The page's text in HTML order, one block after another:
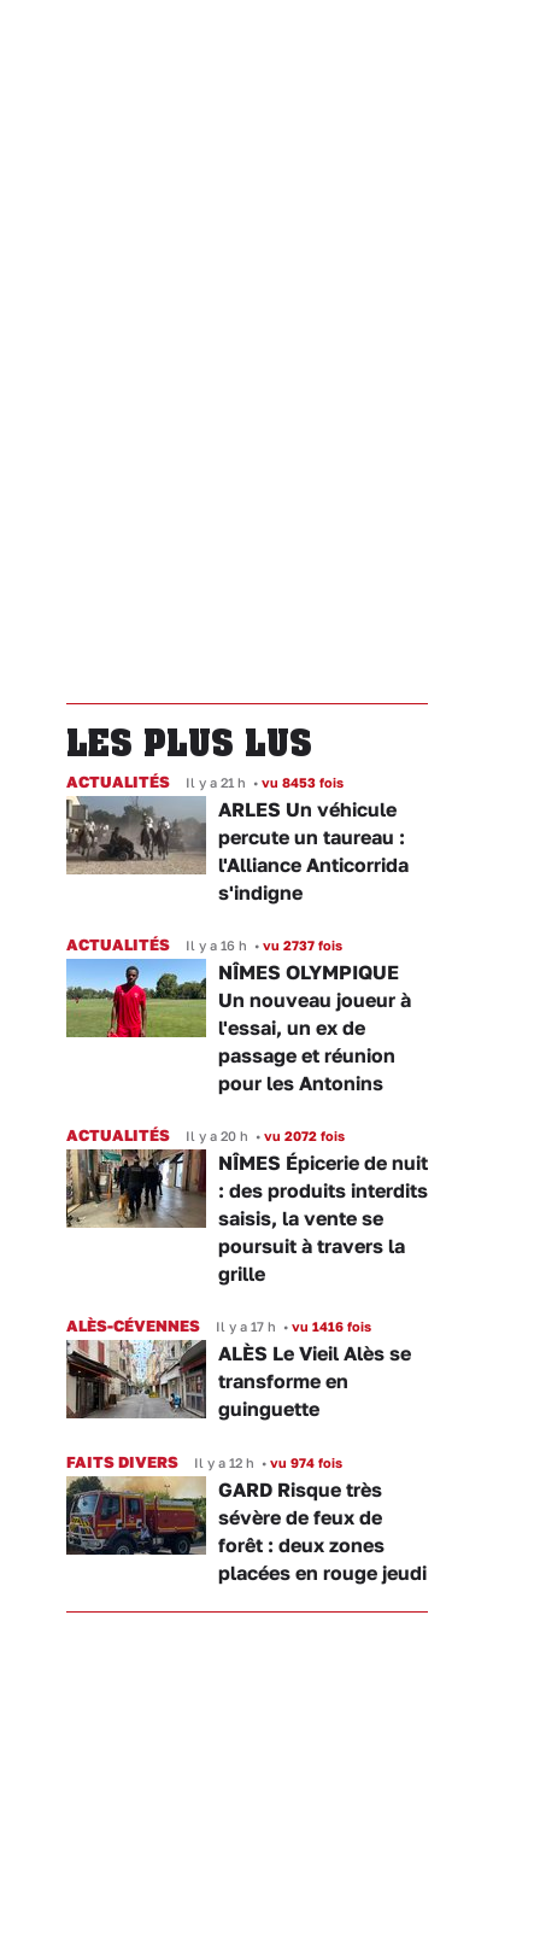
LES PLUS LUS
ACTUALITÉS Il y a 21 h • vu 8453 fois
ARLES Un véhicule
percute un taureau :
l'Alliance Anticorrida
s'indigne
ACTUALITÉS Il y a 16 h • vu 2737 fois
NÎMES OLYMPIQUE
Un nouveau joueur à
l'essai, un ex de
passage et réunion
pour les Antonins
ACTUALITÉS Il y a 20 h • vu 2072 fois
NÎMES Épicerie de nuit
: des produits interdits
saisis, la vente se
poursuit à travers la
grille
ALÈS-CÉVENNES Il y a 17 h • vu 1416 fois
ALÈS Le Vieil Alès se
transforme en
guinguette
FAITS DIVERS Il y a 12 h • vu 974 fois
GARD Risque très
sévère de feux de
forêt : deux zones
placées en rouge jeudi